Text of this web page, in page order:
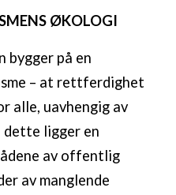
ØKOLOGI
bygger på en
– at rettferdighet
alle, uavhengig av
dette ligger en
av offentlig
av manglende